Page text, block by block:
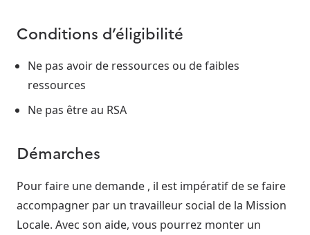
Conditions d’éligibilité
Ne pas avoir de ressources ou de faibles
ressources
Ne pas être au RSA
Démarches
Pour faire une demande , il est impératif de se faire
accompagner par un travailleur social de la Mission
Locale. Avec son aide, vous pourrez monter un